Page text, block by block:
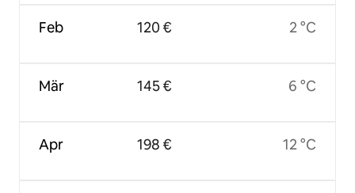
Feb
Mär
Apr
120 €
145 €
198 €
2 °C
6 °C
12 °C